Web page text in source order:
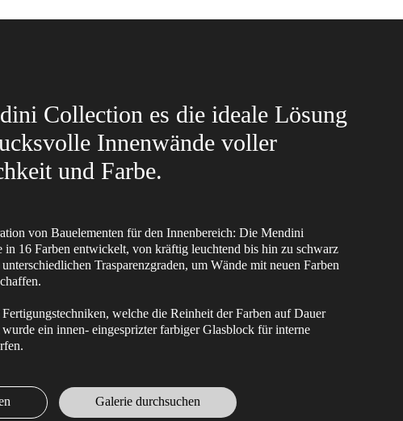
Collection es die ideale Lösung
Innenwände voller
und Farbe.
von Bauelementen für den Innenbereich: Die Mendini
in 16 Farben entwickelt, von kräftig leuchtend bis hin zu schwarz
Trasparenzgraden, um Wände mit neuen Farben
welche die Reinheit der Farben auf Dauer
wurde ein innen- eingesprizter farbiger Glasblock für interne
Galerie durchsuchen